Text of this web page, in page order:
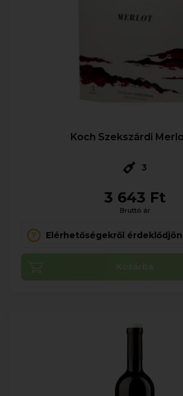
Koch Szekszárdi
3
3 643 Ft
Bruttó ár
Elérhetőségekről érdeklődjön
Kosárba